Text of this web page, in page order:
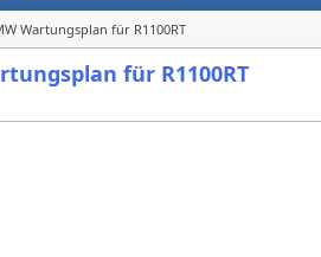
Wartungsplan für R1100RT
für R1100RT